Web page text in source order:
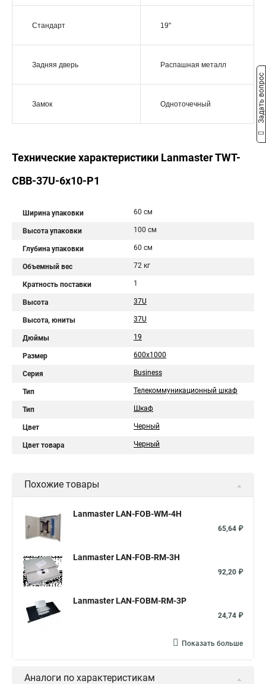
Стандарт 19"
Задняя дверь Распашная металл
Замок Одноточечный
Технические характеристики Lanmaster TWT-
CBB-37U-6x10-P1
Ширина упаковки 60 см
Высота упаковки 100 см
Глубина упаковки 60 см
Объемный вес 72 кг
Кратность поставки 1
Высота 37U
Высота, юниты 37U
Дюймы 19
Размер 600x1000
Серия Business
Тип Телекоммуникационный шкаф
Тип Шкаф
Цвет Черный
Цвет товара Черный
Похожие товары
Lanmaster LAN-FOB-WM-4H
65,64 ₽
Lanmaster LAN-FOB-RM-3H
92,20 ₽
Lanmaster LAN-FOBM-RM-3P
24,74 ₽
Показать больше
Аналоги по характеристикам
Задать вопрос